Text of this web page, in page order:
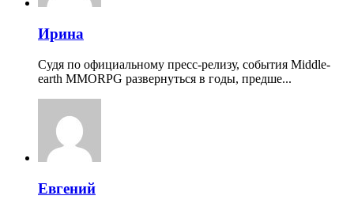
Ирина
Судя по официальному пресс-релизу, события Middle-
earth MMORPG развернуться в годы, предше...
Евгений